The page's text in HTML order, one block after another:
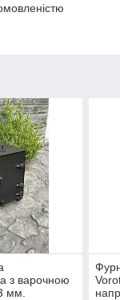
з варочною
мм.